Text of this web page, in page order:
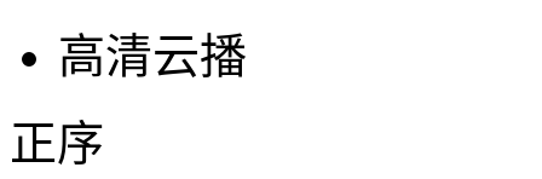
高清云播
正序